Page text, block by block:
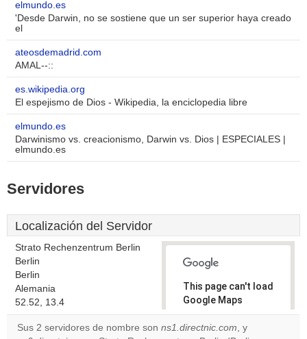
elmundo.es
'Desde Darwin, no se sostiene que un ser superior haya creado
el
ateosdemadrid.com
AMAL--::
es.wikipedia.org
El espejismo de Dios - Wikipedia, la enciclopedia libre
elmundo.es
Darwinismo vs. creacionismo, Darwin vs. Dios | ESPECIALES |
elmundo.es
Servidores
Localización del Servidor
Strato Rechenzentrum Berlin
Berlin
Berlin
Alemania
52.52, 13.4
This page can't load
Google Maps
correctly.
Sus 2 servidores de nombre son ns1.directnic.com, y